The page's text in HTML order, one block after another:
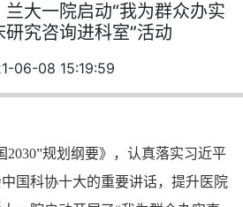
兰大一院启动“我为群众办实
究咨询进科室”活动
06-08 15:19:59
2030”规划纲要》，认真落实习近平
国科协十大的重要讲话，提升医院